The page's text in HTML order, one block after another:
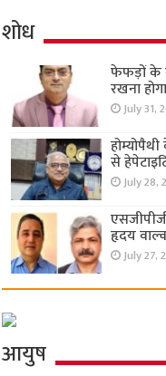
शोध
फेफड़ों के
रखना
July 31,
से
July 28,
हृदय
July 27,
आयुष